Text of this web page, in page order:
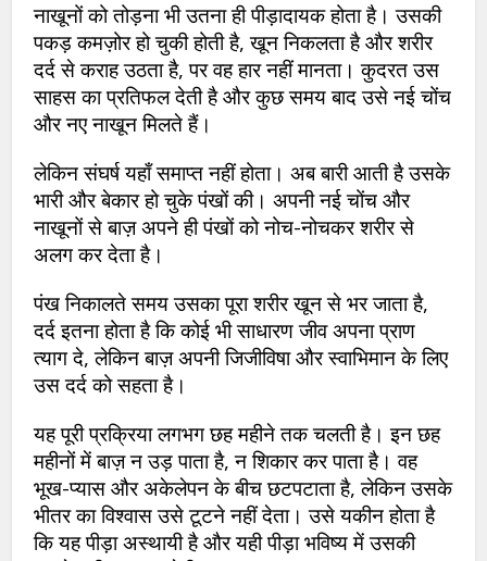
नाखूनों को तोड़ना भी उतना ही पीड़ादायक होता है। उसकी
पकड़ कमज़ोर हो चुकी होती है, खून निकलता है और शरीर
दर्द से कराह उठता है, पर वह हार नहीं मानता। कुदरत उस
साहस का प्रतिफल देती है और कुछ समय बाद उसे नई चोंच
और नए नाखून मिलते हैं।
लेकिन संघर्ष यहाँ समाप्त नहीं होता। अब बारी आती है उसके
भारी और बेकार हो चुके पंखों की। अपनी नई चोंच और
नाखूनों से बाज़ अपने ही पंखों को नोच-नोचकर शरीर से
अलग कर देता है।
पंख निकालते समय उसका पूरा शरीर खून से भर जाता है,
दर्द इतना होता है कि कोई भी साधारण जीव अपना प्राण
त्याग दे, लेकिन बाज़ अपनी जिजीविषा और स्वाभिमान के लिए
उस दर्द को सहता है।
यह पूरी प्रक्रिया लगभग छह महीने तक चलती है। इन छह
महीनों में बाज़ न उड़ पाता है, न शिकार कर पाता है। वह
भूख-प्यास और अकेलेपन के बीच छटपटाता है, लेकिन उसके
भीतर का विश्वास उसे टूटने नहीं देता। उसे यकीन होता है
कि यह पीड़ा अस्थायी है और यही पीड़ा भविष्य में उसकी